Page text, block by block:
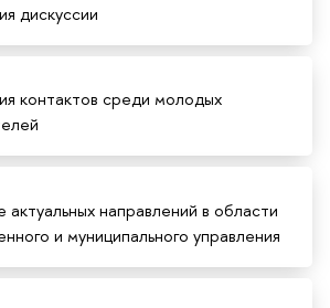
дискуссии
контактов среди молодых
направлений в области
и муниципального управления